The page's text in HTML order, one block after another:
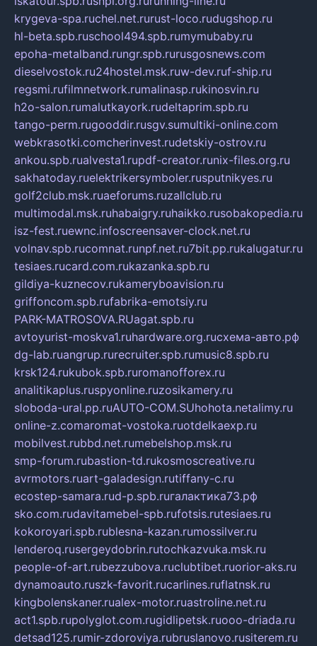
krygeva-spa.ruchel.net.rurust-loco.rudugshop.ru
hl-beta.spb.ruschool494.spb.rumymubaby.ru
epoha-metalband.rungr.spb.rurusgosnews.com
dieselvostok.ru24hostel.msk.ruw-dev.ruf-ship.ru
regsmi.rufilmnetwork.rumalinasp.rukinosvin.ru
h2o-salon.rumalutkayork.rudeltaprim.spb.ru
tango-perm.rugooddir.rusgv.sumultiki-online.com
webkrasotki.comcherinvest.rudetskiy-ostrov.ru
ankou.spb.rualvesta1.rupdf-creator.runix-files.org.ru
sakhatoday.ruelektrikersymboler.rusputnikyes.ru
golf2club.msk.ruaeforums.ruzallclub.ru
multimodal.msk.ruhabaigry.ruhaikko.rusobakopedia.ru
isz-fest.ruewnc.infoscreensaver-clock.net.ru
volnav.spb.rucomnat.runpf.net.ru7bit.pp.rukalugatur.ru
tesiaes.rucard.com.rukazanka.spb.ru
gildiya-kuznecov.rukameryboavision.ru
griffoncom.spb.rufabrika-emotsiy.ru
PARK-MATROSOVA.RUagat.spb.ru
avtoyurist-moskva1.ruhardware.org.ruсхема-авто.рф
dg-lab.ruangrup.rurecruiter.spb.rumusic8.spb.ru
krsk124.rukubok.spb.ruromanofforex.ru
analitikaplus.ruspyonline.ruzosikamery.ru
sloboda-ural.pp.ruAUTO-COM.SUhohota.netalimy.ru
online-z.comaromat-vostoka.ruotdelkaexp.ru
mobilvest.rubbd.net.rumebelshop.msk.ru
smp-forum.rubastion-td.rukosmoscreative.ru
avrmotors.ruart-galadesign.rutiffany-c.ru
ecostep-samara.rud-p.spb.ruгалактика73.рф
sko.com.rudavitamebel-spb.rufotsis.rutesiaes.ru
kokoroyari.spb.rublesna-kazan.rumossilver.ru
lenderoq.rusergeydobrin.rutochkazvuka.msk.ru
people-of-art.rubezzubova.ruclubtibet.ruorior-aks.ru
dynamoauto.ruszk-favorit.rucarlines.ruflatnsk.ru
kingbolenskaner.rualex-motor.ruastroline.net.ru
act1.spb.rupolyglot.com.rugidlipetsk.ruooo-driada.ru
detsad125.rumir-zdoroviya.rubruslanovo.rusiterem.ru